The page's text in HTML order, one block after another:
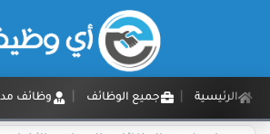
الرئيسية جميع الوظائف وظائف